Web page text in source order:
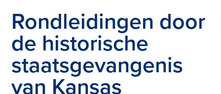
Rondleidingen door
de historische
staatsgevangenis
van Kansas